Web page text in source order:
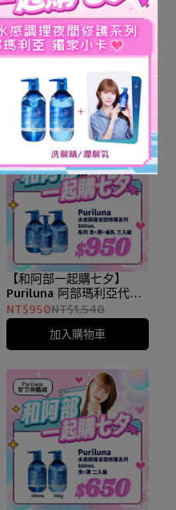
【超夏趴！放暑價】
ulumee胺基酸保濕修復
加入購物車
【和阿部一起購七夕】
Puriluna 阿部瑪利亞代言
優惠套組｜水感調理夜間
修護 380mL 洗髮精*1+潤
髮乳*1+精華髮乳*1 三入組
NT$950NT$1,540
加入購物車